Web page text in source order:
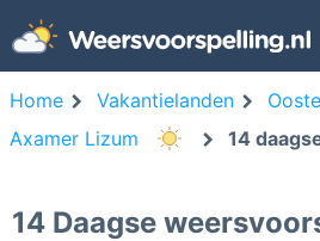
Home Vakantielanden
Axamer Lizum
14
14 Daagse